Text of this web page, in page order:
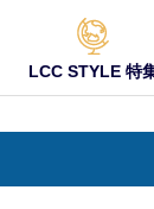
LCC STYLE 特